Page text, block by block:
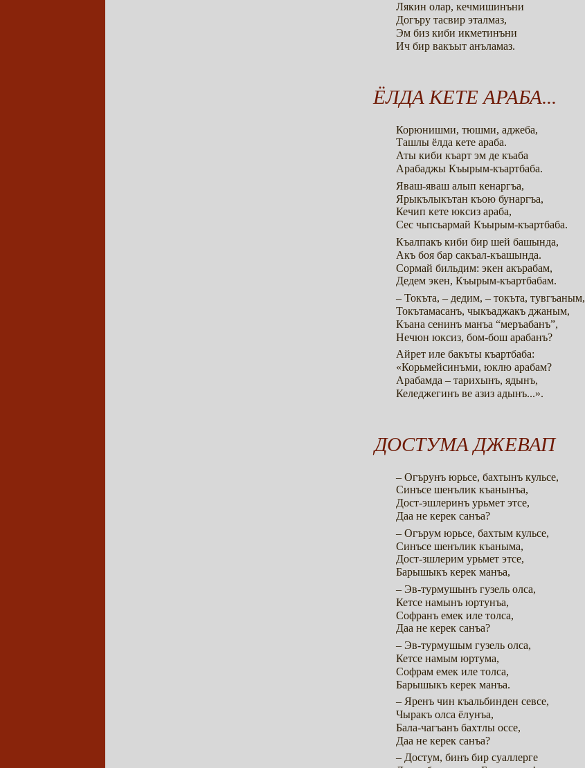
Лякин олар, кечмишинъни
Догъру тасвир эталмаз,
Эм биз киби икметинъни
Ич бир вакъыт анъламаз.
ЁЛДА КЕТЕ АРАБА...
Корюнишми, тюшми, аджеба,
Ташлы ёлда кете араба.
Аты киби къарт эм де къаба
Арабаджы Къырым-къартбаба.
Яваш-яваш алып кенаргъа,
Ярыкълыкътан къою бунаргъа,
Кечип кете юксиз араба,
Сес чьпсьармай Къырым-къартбаба.
Къалпакъ киби бир шей башында,
Акъ боя бар сакъал-къашында.
Сормай бильдим: экен акърабам,
Дедем экен, Къырым-къартбабам.
– Токъта, – дедим, – токъта, тувгъаным,
Токътамасанъ, чыкъаджакъ джаным,
Къана сенинъ манъа “меръабанъ”,
Нечюн юксиз, бом-бош арабанъ?
Айрет иле бакъты къартбаба:
«Корьмейсинъми, юклю арабам?
Арабамда – тарихынъ, ядынъ,
Келеджегинъ ве азиз адынъ...».
ДОСТУМА ДЖЕВАП
– Огърунъ юрьсе, бахтынъ кульсе,
Синъсе шенълик къанынъа,
Дост-эшлеринъ урьмет этсе,
Даа не керек санъа?
– Огърум юрьсе, бахтым кульсе,
Синъсе шенълик къаныма,
Дост-зшлерим урьмет этсе,
Барышыкъ керек манъа,
– Эв-турмушынъ гузель олса,
Кетсе намынъ юртунъа,
Софранъ емек иле толса,
Даа не керек санъа?
– Эв-турмушым гузель олса,
Кетсе намым юртума,
Софрам емек иле толса,
Барышыкъ керек манъа.
– Яренъ чин къальбинден севсе,
Чыракъ олса ёлунъа,
Бала-чагъанъ бахтлы оссе,
Даа не керек санъа?
– Достум, бинъ бир суаллерге